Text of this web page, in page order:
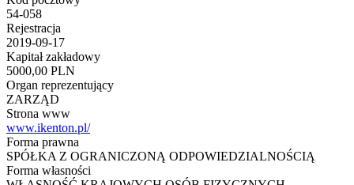
54-058
Rejestracja
2019-09-17
Kapitał zakładowy
5000,00 PLN
Organ reprezentujący
ZARZĄD
Strona www
www.ikenton.pl/
Forma prawna
SPÓŁKA Z OGRANICZONĄ ODPOWIEDZIALNOŚCIĄ
Forma własności